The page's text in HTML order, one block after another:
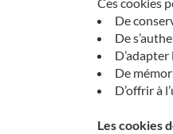
De
De
De
D’offrir à
Les cookies